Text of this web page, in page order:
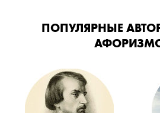
ПОПУЛЯРНЫЕ